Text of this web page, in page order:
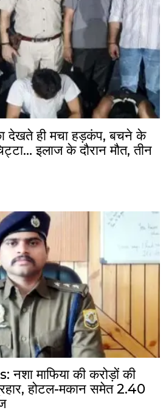
देखते ही मचा हड़कंप, बचने के
इलाज के दौरान मौत, तीन
माफिया की करोड़ों की
होटल-मकान समेत 2.40